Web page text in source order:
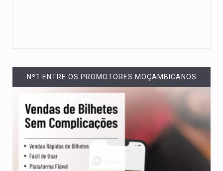
Nº1 ENTRE OS PROMOTORES MOÇAMBICANOS